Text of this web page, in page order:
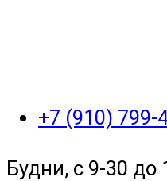
+7 (910) 799-
Будни, с 9-30 до